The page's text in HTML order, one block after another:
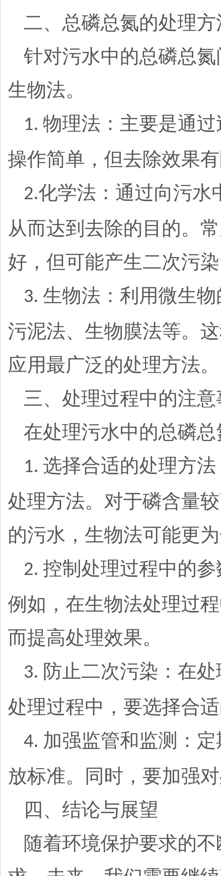
二、总磷总氮的处理方
针对污水中的总磷总
生物法。
1. 物理法：主要是通
操作简单，但去除效果
2.化学法：通过向污水
从而达到去除的目的。
好，但可能产生二次污
3. 生物法：利用微生
污泥法、生物膜法等。
应用最广泛的处理方法。
三、处理过程中的注
在处理污水中的总磷
1. 选择合适的处理方
处理方法。对于磷含量
的污水，生物法可能更
2. 控制处理过程中的
例如，在生物法处理过
而提高处理效果。
3. 防止二次污染：在
处理过程中，要选择合
4. 加强监管和监测：
放标准。同时，要加强
四、结论与展望
随着环境保护要求的